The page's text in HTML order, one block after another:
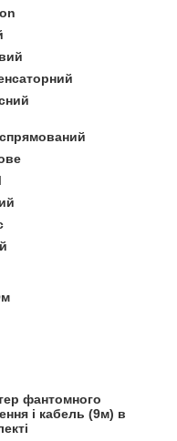
фантомного
і кабель (9м) в